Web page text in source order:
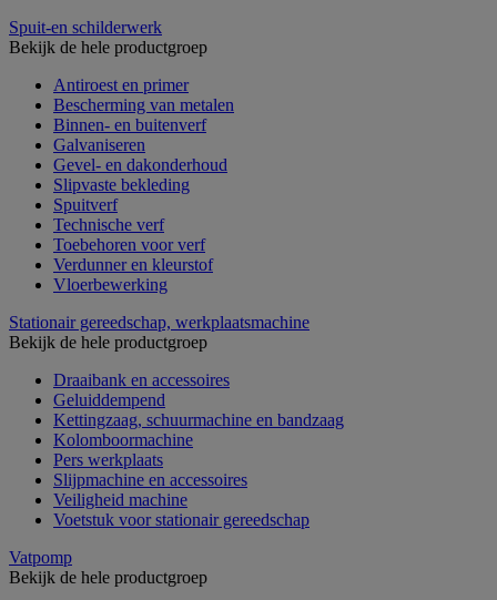
Spuit-en schilderwerk
Bekijk de hele productgroep
Antiroest en primer
Bescherming van metalen
Binnen- en buitenverf
Galvaniseren
Gevel- en dakonderhoud
Slipvaste bekleding
Spuitverf
Technische verf
Toebehoren voor verf
Verdunner en kleurstof
Vloerbewerking
Stationair gereedschap, werkplaatsmachine
Bekijk de hele productgroep
Draaibank en accessoires
Geluiddempend
Kettingzaag, schuurmachine en bandzaag
Kolomboormachine
Pers werkplaats
Slijpmachine en accessoires
Veiligheid machine
Voetstuk voor stationair gereedschap
Vatpomp
Bekijk de hele productgroep